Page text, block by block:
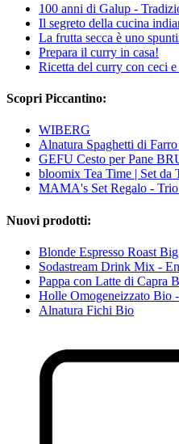
100 anni di Galup -
Il segreto della cucina
La frutta secca è uno
Prepara il curry in casa!
Ricetta del curry con ceci e
Scopri Piccantino:
WIBERG
Alnatura Spaghetti di
GEFU Cesto per Pane
bloomix Tea Time | Set da
MAMA's Set Regalo -
Nuovi prodotti:
Blonde Espresso Roast
Sodastream Drink Mix -
Pappa con Latte di Capra
Holle Omogeneizzato Bio
Alnatura Fichi Bio